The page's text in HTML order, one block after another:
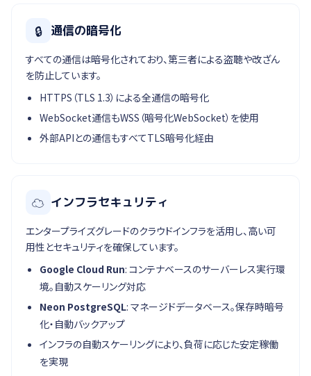
🔒 通信の暗号化
すべての通信は暗号化されており、第三者による盗聴や改ざん
を防止しています。
HTTPS（TLS 1.3）による全通信の暗号化
WebSocket通信もWSS（暗号化WebSocket）を使用
外部APIとの通信もすべてTLS暗号化経由
☁ インフラセキュリティ
エンタープライズグレードのクラウドインフラを活用し、高い可
用性とセキュリティを確保しています。
Google Cloud Run: コンテナベースのサーバーレス実行環
境。自動スケーリング対応
Neon PostgreSQL: マネージドデータベース。保存時暗号
化・自動バックアップ
インフラの自動スケーリングにより、負荷に応じた安定稼働
を実現